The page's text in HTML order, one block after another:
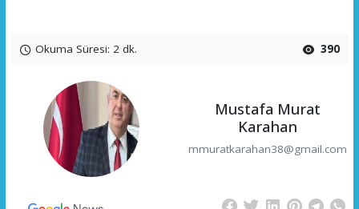
Okuma Süresi: 2 dk. 390
Mustafa Murat
Karahan
mmuratkarahan38@gmail.com